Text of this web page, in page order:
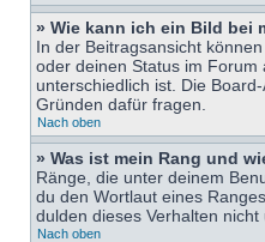
» Wie kann ich ein Bild bei
In der Beitragsansicht
oder deinen Status im Forum
unterschiedlich ist. Die
Gründen dafür fragen.
Nach oben
» Was ist mein Rang und
Ränge, die unter deinem
du den Wortlaut eines
dulden dieses Verhalten
Nach oben